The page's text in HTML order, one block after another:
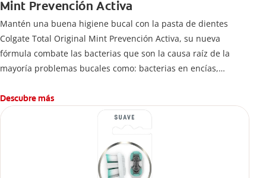
Mint Prevención Activa
Mantén una buena higiene bucal con la pasta de dientes
Colgate Total Original Mint Prevención Activa, su nueva
fórmula combate las bacterias que son la causa raíz de la
mayoría problemas bucales como: bacterias en encías,
caries.
Descubre más